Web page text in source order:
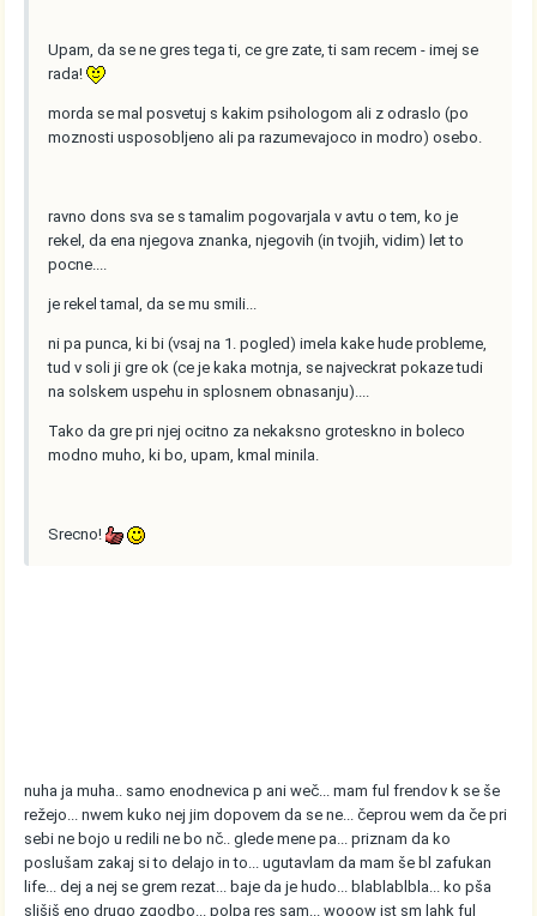
Upam, da se ne gres tega ti, ce gre zate, ti sam recem - imej se
rada!
morda se mal posvetuj s kakim psihologom ali z odraslo (po
moznosti usposobljeno ali pa razumevajoco in modro) osebo.
ravno dons sva se s tamalim pogovarjala v avtu o tem, ko je
rekel, da ena njegova znanka, njegovih (in tvojih, vidim) let to
pocne....
je rekel tamal, da se mu smili...
ni pa punca, ki bi (vsaj na 1. pogled) imela kake hude probleme,
tud v soli ji gre ok (ce je kaka motnja, se najveckrat pokaze tudi
na solskem uspehu in splosnem obnasanju)....
Tako da gre pri njej ocitno za nekaksno groteskno in boleco
modno muho, ki bo, upam, kmal minila.
Srecno!
nuha ja muha.. samo enodnevica p ani weč... mam ful frendov k se še
režejo... nwem kuko nej jim dopovem da se ne... čeprou wem da če pri
sebi ne bojo u redili ne bo nč.. glede mene pa... priznam da ko
poslušam zakaj si to delajo in to... ugutavlam da mam še bl zafukan
life... dej a nej se grem rezat... baje da je hudo... blablablbla... ko pša
slišiš eno drugo zgodbo... polpa res sam... wooow jst sm lahk ful